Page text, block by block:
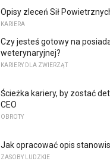
Opisy zleceń Sił
KARIERA
Czy jesteś gotowy na
weterynaryjnej?
KARIERY DLA ZWIERZĄT
Ścieżka kariery, by zostać
CEO
OBROTY
Jak opracować opis
ZASOBY LUDZKIE